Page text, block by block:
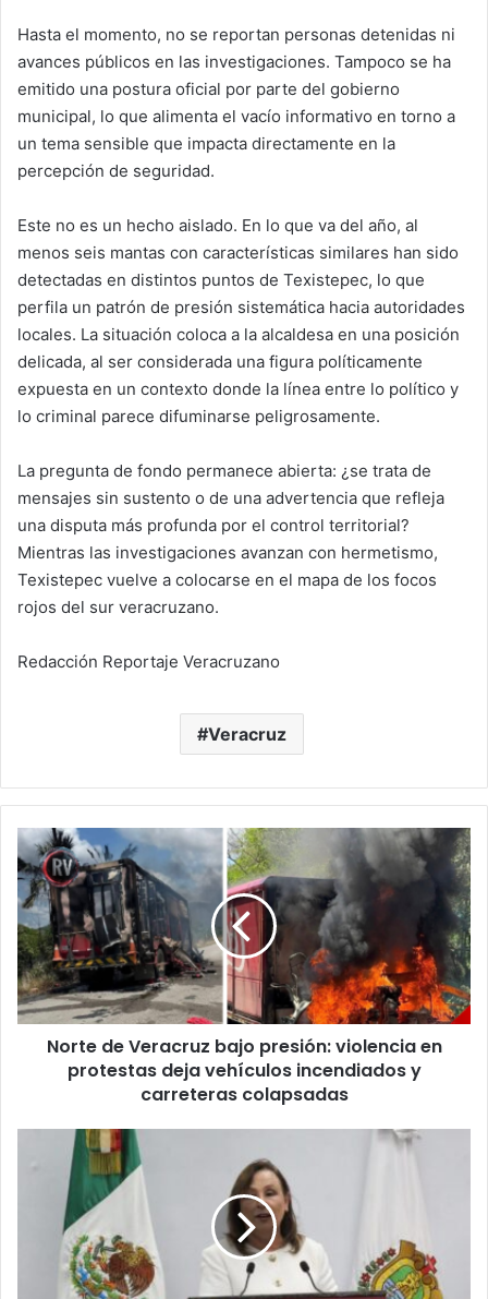
Hasta el momento, no se reportan personas detenidas ni
avances públicos en las investigaciones. Tampoco se ha
emitido una postura oficial por parte del gobierno
municipal, lo que alimenta el vacío informativo en torno a
un tema sensible que impacta directamente en la
percepción de seguridad.
Este no es un hecho aislado. En lo que va del año, al
menos seis mantas con características similares han sido
detectadas en distintos puntos de Texistepec, lo que
perfila un patrón de presión sistemática hacia autoridades
locales. La situación coloca a la alcaldesa en una posición
delicada, al ser considerada una figura políticamente
expuesta en un contexto donde la línea entre lo político y
lo criminal parece difuminarse peligrosamente.
La pregunta de fondo permanece abierta: ¿se trata de
mensajes sin sustento o de una advertencia que refleja
una disputa más profunda por el control territorial?
Mientras las investigaciones avanzan con hermetismo,
Texistepec vuelve a colocarse en el mapa de los focos
rojos del sur veracruzano.
Redacción Reportaje Veracruzano
Veracruz
Norte
de
Veracruz
bajo
presión:
violencia
en
protestas
deja
vehículos
incendiados
colapsadas
Norte de Veracruz bajo presión: violencia en
protestas deja vehículos incendiados y
carreteras colapsadas
Municipalización,
presión
contratos